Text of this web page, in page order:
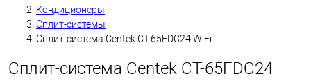
Кондиционеры
Сплит-системы
Сплит-система Centek CT-65FDC24 WiFi
Сплит-система Centek CT-65FDC24